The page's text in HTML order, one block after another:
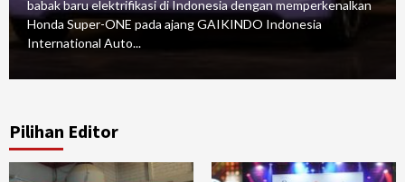
babak baru elektrifikasi di Indonesia dengan memperkenalkan
Honda Super-ONE pada ajang GAIKINDO Indonesia
International Auto...
Pilihan Editor